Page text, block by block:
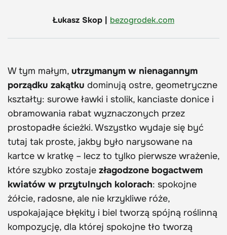
Łukasz Skop | bezogrodek.com
W tym małym, utrzymanym w nienagannym
porządku zakątku dominują ostre, geometryczne
kształty: surowe ławki i stolik, kanciaste donice i
obramowania rabat wyznaczonych przez
prostopadłe ścieżki. Wszystko wydaje się być
tutaj tak proste, jakby było narysowane na
kartce w kratkę – lecz to tylko pierwsze wrażenie,
które szybko zostaje złagodzone bogactwem
kwiatów w przytulnych kolorach: spokojne
żółcie, radosne, ale nie krzykliwe róże,
uspokajające błękity i biel tworzą spójną roślinną
kompozycję, dla której spokojne tło tworzą